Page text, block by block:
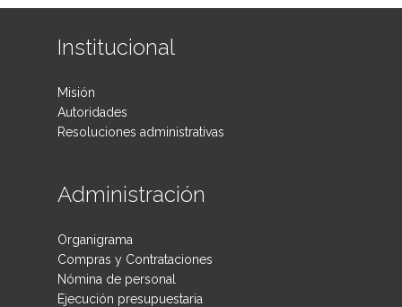
Institucional
Misión
Autoridades
Resoluciones administrativas
Administración
Organigrama
Compras y Contrataciones
Nómina de personal
Ejecución presupuestaria